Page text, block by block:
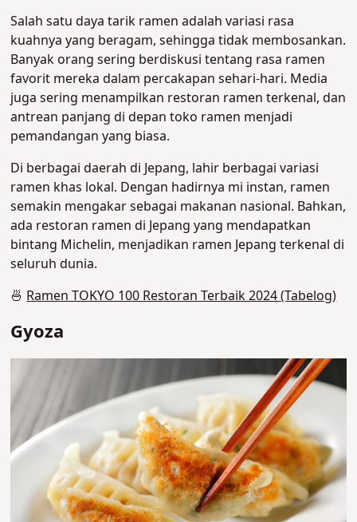
Salah satu daya tarik ramen adalah variasi rasa
kuahnya yang beragam, sehingga tidak membosankan.
Banyak orang sering berdiskusi tentang rasa ramen
favorit mereka dalam percakapan sehari-hari. Media
juga sering menampilkan restoran ramen terkenal, dan
antrean panjang di depan toko ramen menjadi
pemandangan yang biasa.
Di berbagai daerah di Jepang, lahir berbagai variasi
ramen khas lokal. Dengan hadirnya mi instan, ramen
semakin mengakar sebagai makanan nasional. Bahkan,
ada restoran ramen di Jepang yang mendapatkan
bintang Michelin, menjadikan ramen Jepang terkenal di
seluruh dunia.
🍜 Ramen TOKYO 100 Restoran Terbaik 2024 (Tabelog)
Gyoza